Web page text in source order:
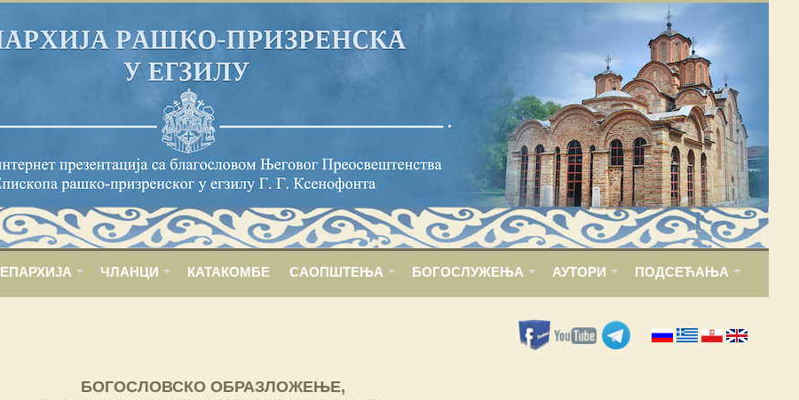
ЕПАРХИЈА ЧЛАНЦИ КАТАКОМБЕ САОПШТЕЊА БОГОСЛУЖЕЊА АУТОРИ ПОДСЕЋАЊА
БОГОСЛОВСКО ОБРАЗЛОЖЕЊЕ,